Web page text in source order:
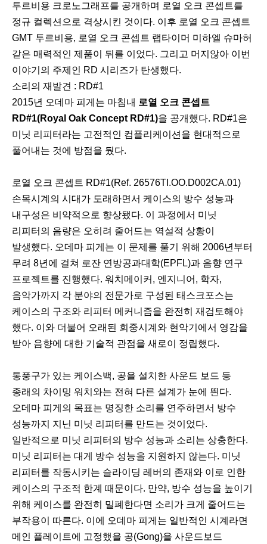
투르비용 크로노그래프를 공개하며 로열 오크 콘셉트를
정규 컬렉션으로 격상시킨 것이다. 이후 로열 오크 콘셉트
GMT 투르비용, 로열 오크 콘셉트 랩타이머 미하엘 슈마허
같은 매력적인 제품이 뒤를 이었다. 그리고 머지않아 이번
이야기의 주제인 RD 시리즈가 탄생했다.
소리의 재발견 : RD#1
2015년 오데마 피게는 마침내 로열 오크 콘셉트
RD#1(Royal Oak Concept RD#1)을 공개했다. RD#1은
미닛 리피터라는 고전적인 컴플리케이션을 현대적으로
풀어내는 것에 방점을 뒀다.
로열 오크 콘셉트 RD#1(Ref. 26576TI.OO.D002CA.01)
손목시계의 시대가 도래하면서 케이스의 방수 성능과
내구성은 비약적으로 향상됐다. 이 과정에서 미닛
리피터의 음량은 오히려 줄어드는 역설적 상황이
발생했다. 오데마 피게는 이 문제를 풀기 위해 2006년부터
무려 8년에 걸쳐 로잔 연방공과대학(EPFL)과 음향 연구
프로젝트를 진행했다. 워치메이커, 엔지니어, 학자,
음악가까지 각 분야의 전문가로 구성된 태스크포스는
케이스의 구조와 리피터 메커니즘을 완전히 재검토해야
했다. 이와 더불어 오래된 회중시계와 현악기에서 영감을
받아 음향에 대한 기술적 관점을 새로이 정립했다.
통풍구가 있는 케이스백, 공을 설치한 사운드 보드 등
종래의 차이밍 워치와는 전혀 다른 설계가 눈에 띈다.
오데마 피게의 목표는 명징한 소리를 연주하면서 방수
성능까지 지닌 미닛 리피터를 만드는 것이었다.
일반적으로 미닛 리피터의 방수 성능과 소리는 상충한다.
미닛 리피터는 대게 방수 성능을 지원하지 않는다. 미닛
리피터를 작동시키는 슬라이딩 레버의 존재와 이로 인한
케이스의 구조적 한계 때문이다. 만약, 방수 성능을 높이기
위해 케이스를 완전히 밀폐한다면 소리가 크게 줄어드는
부작용이 따른다. 이에 오데마 피게는 일반적인 시계라면
메인 플레이트에 고정했을 공(Gong)을 사운드보드